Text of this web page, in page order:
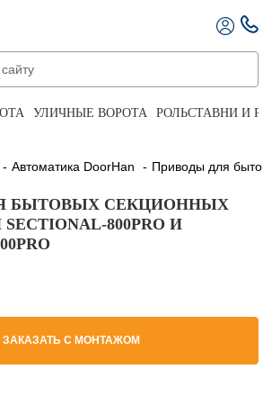
УЛИЧНЫЕ ВОРОТА РОЛЬСТАВНИ И
Автоматика DoorHan Приводы для
БЫТОВЫХ СЕКЦИОННЫХ
800PRO И
ЗАКАЗАТЬ С МОНТАЖОМ